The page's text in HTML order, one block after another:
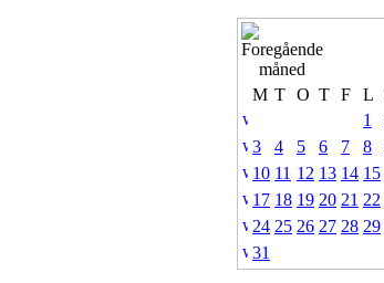
M T O T F L
1
3
4 5 6 7 8
10 11 12 13 14 15
17 18 19 20 21 22
24 25 26 27 28 29
31